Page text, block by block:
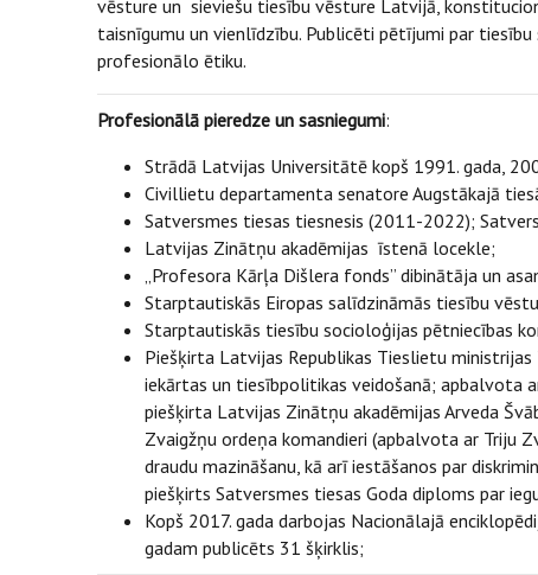
vēsture un sieviešu tiesību vēsture Latvijā,
taisnīgumu un vienlīdzību. Publicēti pētījumi par
profesionālo ētiku.
Profesionālā pieredze un sasniegumi:
Strādā Latvijas Universitātē kopš 1991. gada,
Civillietu departamenta senatore Augstākajā
Satversmes tiesas tiesnesis (2011-2022);
Latvijas Zinātņu akadēmijas īstenā locekle;
„Profesora Kārļa Dišlera fonds” dibinātāja un
Starptautiskās Eiropas salīdzināmās tiesību
Starptautiskās tiesību socioloģijas pētniecības
Piešķirta Latvijas Republikas Tieslietu
iekārtas un tiesībpolitikas veidošanā; apbalvota
piešķirta Latvijas Zinātņu akadēmijas Arveda
Zvaigžņu ordeņa komandieri (apbalvota ar Triju
draudu mazināšanu, kā arī iestāšanos par
piešķirts Satversmes tiesas Goda diploms par
Kopš 2017. gada darbojas Nacionālajā
gadam publicēts 31 šķirklis;